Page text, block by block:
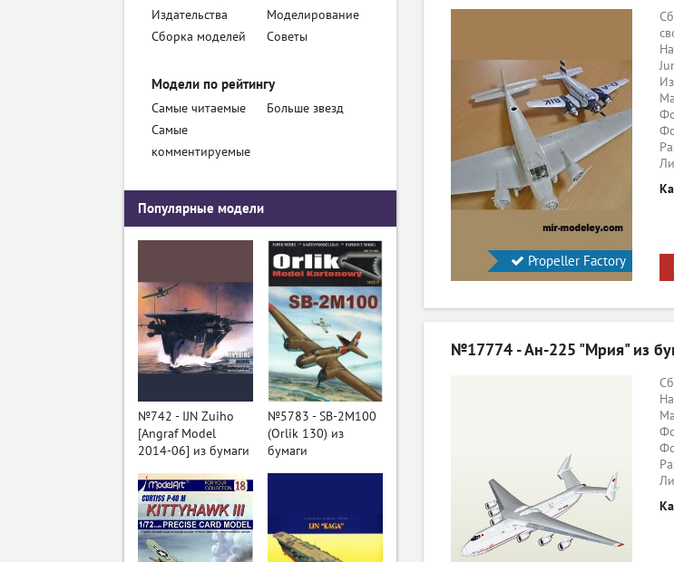
Propeller Factory
№17774 - Ан-225 "Мрия" из
Издательства
Моделирование
Сборка моделей
Советы
Модели по рейтингу
Самые читаемые
Больше звезд
Самые
комментируемые
Популярные модели
№742 - IJN Zuiho
[Angraf Model
2014-06] из бумаги
№5783 - SB-2M100
(Orlik 130) из
бумаги